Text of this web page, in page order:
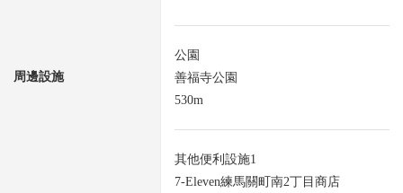
周邊設施
公園
善福寺公園
530m
其他便利設施1
7-Eleven練馬關町南2丁目商店